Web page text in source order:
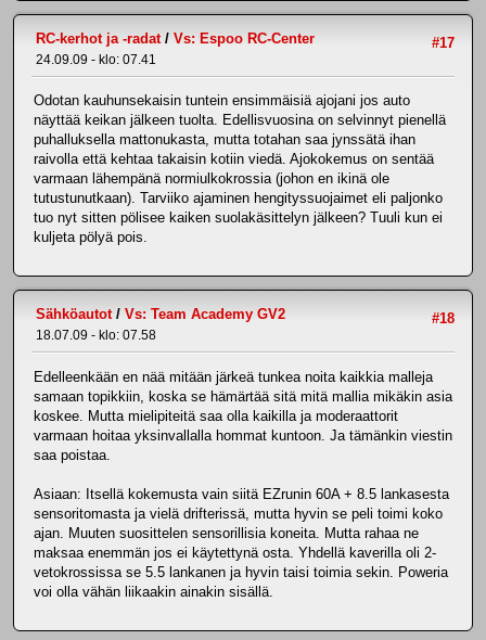
#17
RC-kerhot ja -radat/ Vs: Espoo RC-Center
24.09.09 - klo: 07.41
Odotan kauhunsekaisin tuntein ensimmäisiä ajojani jos auto
näyttää keikan jälkeen tuolta. Edellisvuosina on selvinnyt pienellä
puhalluksella mattonukasta, mutta totahan saa jynssätä ihan
raivolla että kehtaa takaisin kotiin viedä. Ajokokemus on sentää
varmaan lähempänä normiulkokrossia (johon en ikinä ole
tutustunutkaan). Tarviiko ajaminen hengityssuojaimet eli paljonko
tuo nyt sitten pölisee kaiken suolakäsittelyn jälkeen? Tuuli kun ei
kuljeta pölyä pois.
#18
Sähköautot/ Vs: Team Academy GV2
18.07.09 - klo: 07.58
Edelleenkään en nää mitään järkeä tunkea noita kaikkia malleja
samaan topikkiin, koska se hämärtää sitä mitä mallia mikäkin asia
koskee. Mutta mielipiteitä saa olla kaikilla ja moderaattorit
varmaan hoitaa yksinvallalla hommat kuntoon. Ja tämänkin viestin
saa poistaa.
Asiaan: Itsellä kokemusta vain siitä EZrunin 60A + 8.5 lankasesta
sensoritomasta ja vielä drifterissä, mutta hyvin se peli toimi koko
ajan. Muuten suosittelen sensorillisia koneita. Mutta rahaa ne
maksaa enemmän jos ei käytettynä osta. Yhdellä kaverilla oli 2-
vetokrossissa se 5.5 lankanen ja hyvin taisi toimia sekin. Poweria
voi olla vähän liikaakin ainakin sisällä.